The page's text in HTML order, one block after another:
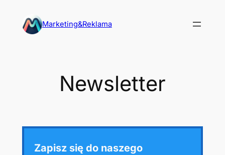
Marketing&Reklama
Newsletter
Zapisz się do naszego